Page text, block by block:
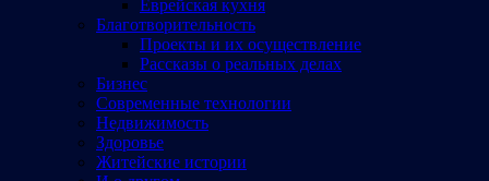
Еврейская кухня
Благотворительность
Проекты и их осуществление
Рассказы о реальных делах
Бизнес
Современные технологии
Недвижимость
Здоровье
Житейские истории